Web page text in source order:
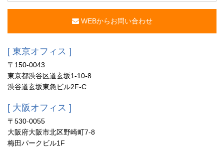
WEBからお問い合わせ
[ 東京オフィス ]
〒150-0043
東京都渋谷区道玄坂1-10-8
渋谷道玄坂東急ビル2F-C
[ 大阪オフィス ]
〒530-0055
大阪府大阪市北区野崎町7-8
梅田パークビル1F